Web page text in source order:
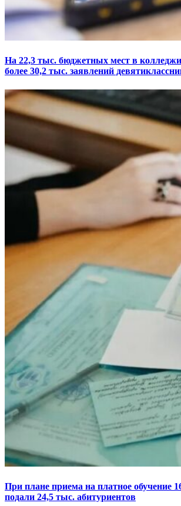
На 22,3 тыс. бюджетных мест в
более 30,2 тыс. заявлений
При плане приема на платное обучение
подали 24,5 тыс. абитуриентов